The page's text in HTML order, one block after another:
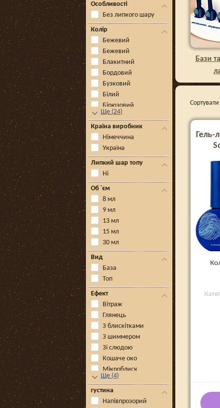
Особливості
Без липкого шару
Колір
Бежевий
Бежевий
Блакитний
Бордовий
Бузковий
Білий
Бірюзовий
Ще (24)
Країна виробник
Німеччина
Україна
Липкий шар топу
Ні
Об `єм
8 мл
9 мл
13 мл
15 мл
30 мл
Вид
База
Топ
Ефект
Вітраж
Глянець
З блискітками
З шиммером
Зі слюдою
Кошаче око
Мікроблиск
Ще (4)
густина
Напівпрозорий
Бази
Гель-